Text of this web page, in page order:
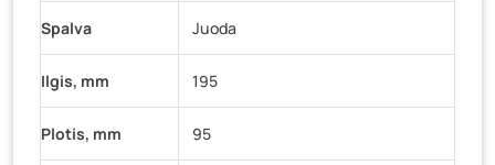
Spalva Juoda
Ilgis, mm 195
Plotis, mm 95